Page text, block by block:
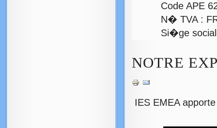
Code APE
N� TVA : FR
Si�ge social : 2
NOTRE
IES EMEA